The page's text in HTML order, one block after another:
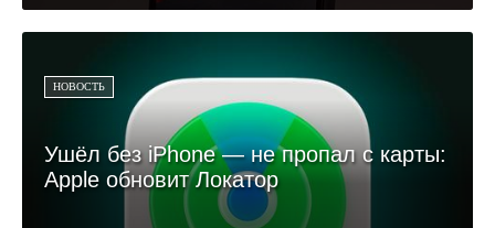
НОВОСТЬ
Ушёл без iPhone — не пропал с карты:
Apple обновит Локатор